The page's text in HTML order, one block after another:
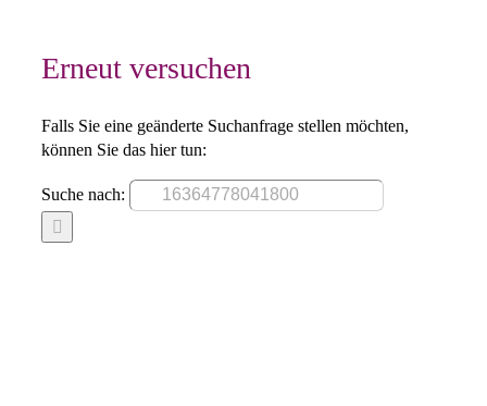
Erneut versuchen
Falls Sie eine geänderte Suchanfrage stellen möchten,
können Sie das hier tun:
Suche nach: